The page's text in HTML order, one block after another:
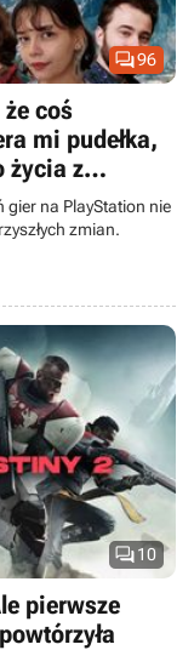
96
coś
mi pudełka,
życia z
gier na PlayStation nie
zmian.
10
pierwsze